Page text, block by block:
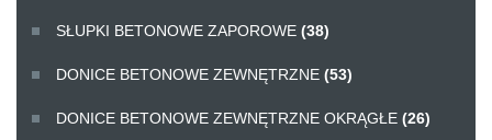
SŁUPKI BETONOWE ZAPOROWE (38)
DONICE BETONOWE ZEWNĘTRZNE (53)
DONICE BETONOWE ZEWNĘTRZNE OKRĄGŁE (26)